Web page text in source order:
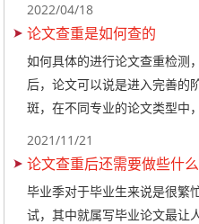
2022/04/18
论文查重是如何查的
如何具体的进行论文查重检测
后，论文可以说是进入完善的
斑，在不同专业的论文类型
2021/11/21
论文查重后还需要做些什么
毕业季对于毕业生来说是很繁
试，其中就属写毕业论文最让